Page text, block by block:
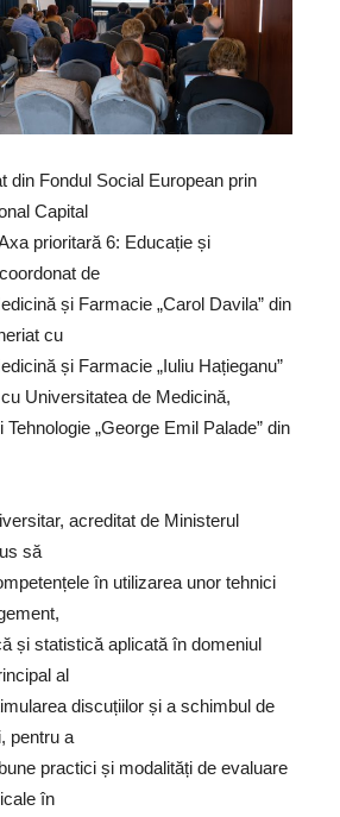
din Fondul Social European prin
Capital
prioritară 6: Educație și
de
și Farmacie „Carol Davila” din
cu
și Farmacie „Iuliu Hațieganu”
Universitatea de Medicină,
„George Emil Palade” din
acreditat de Ministerul
să
în utilizarea unor tehnici
și statistică aplicată în domeniul
al
discuțiilor și a schimbul de
pentru a
practici și modalități de evaluare
în